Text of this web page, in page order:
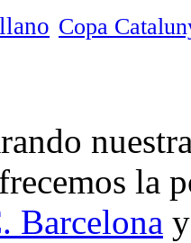
Copa
la
Barcelona